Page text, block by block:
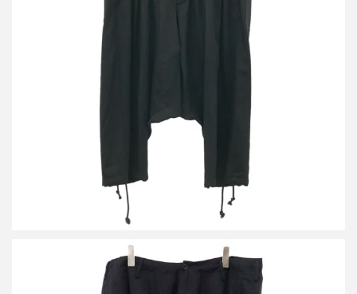
ヨウジヤマモト ファム 21AW ウールギャバジンサルエルパンツ